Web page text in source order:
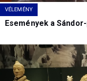
VÉLEMÉNY
Események a